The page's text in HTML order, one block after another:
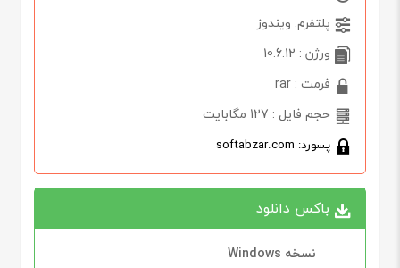
پلتفرم: ویندوز
ورژن : 10.6.12
فرمت : rar
حجم فایل : 127 مگابایت
پسورد: softabzar.com
باکس دانلود
نسخه Windows